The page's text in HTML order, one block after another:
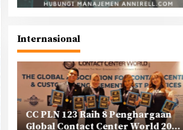
Internasional
CC PLN 123 Raih 8 Penghargaan
Global Contact Center World 2025